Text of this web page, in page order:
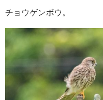
チョウゲンボウ。